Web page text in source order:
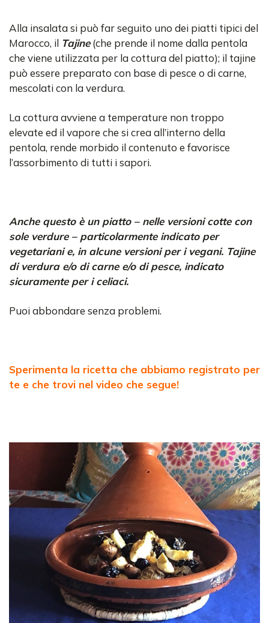
Alla insalata si può far seguito uno dei piatti tipici del
Marocco, il Tajine(che prende il nome dalla pentola
che viene utilizzata per la cottura del piatto); il tajine
può essere preparato con base di pesce o di carne,
mescolati con la verdura.
La cottura avviene a temperature non troppo
elevate ed il vapore che si crea all’interno della
pentola, rende morbido il contenuto e favorisce
l’assorbimento di tutti i sapori.
Anche questo è un piatto – nelle versioni cotte con
sole verdure – particolarmente indicato per
vegetariani e, in alcune versioni per i vegani. Tajine
di verdura e/o di carne e/o di pesce, indicato
sicuramente per i celiaci.
Puoi abbondare senza problemi.
Sperimenta la ricetta che abbiamo registrato per
te e che trovi nel video che segue!